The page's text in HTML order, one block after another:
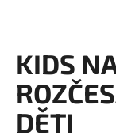
KIDS
DĚTI
í
t
?